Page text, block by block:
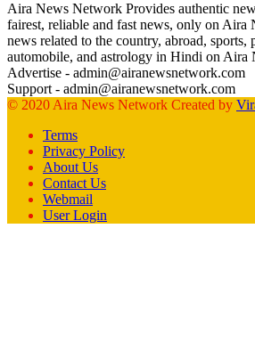
Aira News Network Provides authentic
fairest, reliable and fast news, only on
news related to the country, abroad, sports,
automobile, and astrology in Hindi on Aira
Advertise - admin@airanewsnetwork.com
Support - admin@airanewsnetwork.com
© 2020 Aira News Network Created by
Terms
Privacy Policy
About Us
Contact Us
Webmail
User Login